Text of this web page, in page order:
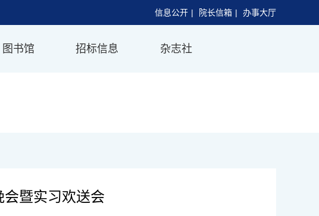
信息公开 | 院长信箱 | 办事大厅
图书馆 招标信息 杂志社
会暨实习欢送会